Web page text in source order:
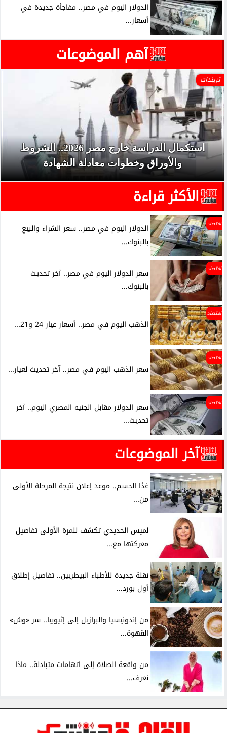
الدولار اليوم في مصر.. مفاجأة جديدة في
أسعار...
آهم الموضوعات
تريندات
استكمال الدراسة خارج مصر 2026.. الشروط
والأوراق وخطوات معادلة الشهادة
الأكثر قراءة
اقتصاد
الدولار اليوم في مصر.. سعر الشراء والبيع
بالبنوك...
اقتصاد
سعر الدولار اليوم في مصر.. آخر تحديث
بالبنوك...
اقتصاد
الذهب اليوم في مصر.. أسعار عيار 24 و21...
اقتصاد
سعر الذهب اليوم في مصر.. آخر تحديث لعيار...
اقتصاد
سعر الدولار مقابل الجنيه المصري اليوم.. آخر
تحديث...
آخر الموضوعات
غدًا الحسم.. موعد إعلان نتيجة المرحلة الأولى
من...
لميس الحديدي تكشف للمرة الأولى تفاصيل
معركتها مع...
نقلة جديدة للأطباء البيطريين.. تفاصيل إطلاق
أول بورد...
من إندونيسيا والبرازيل إلى إثيوبيا.. سر «وش»
القهوة...
من واقعة الصلاة إلى اتهامات متبادلة.. ماذا
نعرف...